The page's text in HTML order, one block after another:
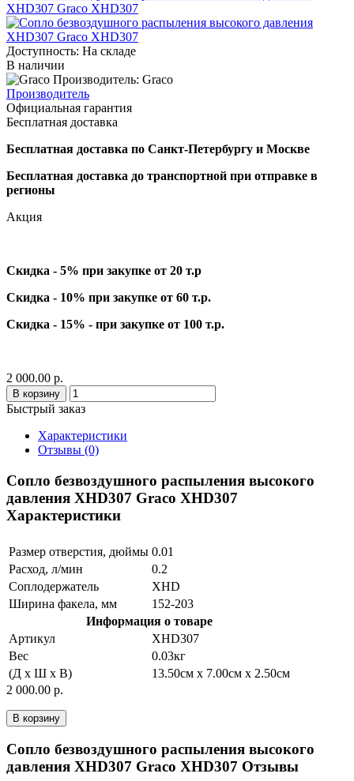
Доступность: На складе
В наличии
Производитель: Graco
Производитель
Официальная гарантия
Бесплатная доставка
Бесплатная доставка по Санкт-Петербургу и Москве
Бесплатная доставка до транспортной при отправке в
регионы
Акция
Скидка - 5% при закупке от 20 т.р
Скидка - 10% при закупке от 60 т.р.
Скидка - 15% - при закупке от 100 т.р.
2 000.00 р.
В корзину
Быстрый заказ
Характеристики
Отзывы (0)
Сопло безвоздушного распыления высокого
давления XHD307 Graco XHD307
Характеристики
Размер отверстия, дюймы 0.01
Расход, л/мин
0.2
Соплодержатель
XHD
Ширина факела, мм
152-203
Информация о товаре
Артикул
XHD307
Вес
0.03кг
(Д x Ш x В)
13.50см x 7.00см x 2.50см
2 000.00 р.
В корзину
Сопло безвоздушного распыления высокого
давления XHD307 Graco XHD307 Отзывы